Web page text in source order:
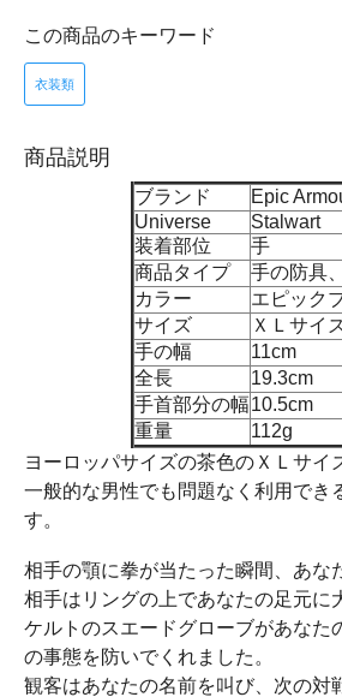
この商品のキーワード
衣装類
商品説明
ブランド
Epic
Universe
Stalwart
装着部位
手
商品タイプ
手の防具
カラー
エピック
サイズ
ＸＬサイ
手の幅
11cm
全長
19.3cm
手首部分の幅10.5cm
重量
112g
ヨーロッパサイズの茶色のＸＬサイ
一般的な男性でも問題なく利用でき
す。
相手の顎に拳が当たった瞬間、あな
相手はリングの上であなたの足元に
ケルトのスエードグローブがあなた
の事態を防いでくれました。
観客はあなたの名前を叫び、次の対